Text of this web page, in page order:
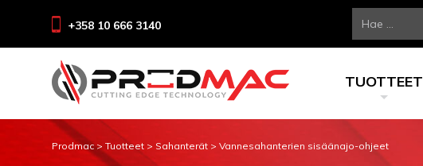
+358 10 666 3140
TUOTTEET
Prodmac> Tuotteet> Sahanterät> Vannesahanterien sisäänajo-ohjeet